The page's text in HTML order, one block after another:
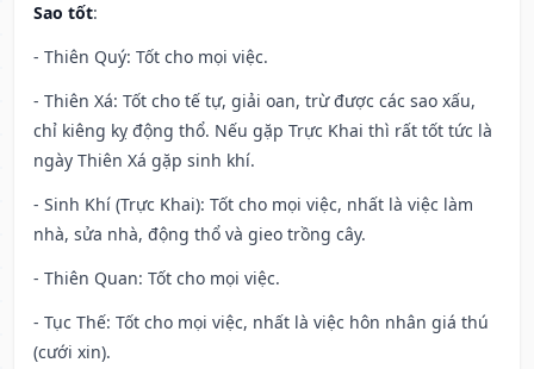
Sao tốt:
- Thiên Quý: Tốt cho mọi việc.
- Thiên Xá: Tốt cho tế tự, giải oan, trừ được các sao xấu,
chỉ kiêng kỵ động thổ. Nếu gặp Trực Khai thì rất tốt tức là
ngày Thiên Xá gặp sinh khí.
- Sinh Khí (Trực Khai): Tốt cho mọi việc, nhất là việc làm
nhà, sửa nhà, động thổ và gieo trồng cây.
- Thiên Quan: Tốt cho mọi việc.
- Tục Thế: Tốt cho mọi việc, nhất là việc hôn nhân giá thú
(cưới xin).